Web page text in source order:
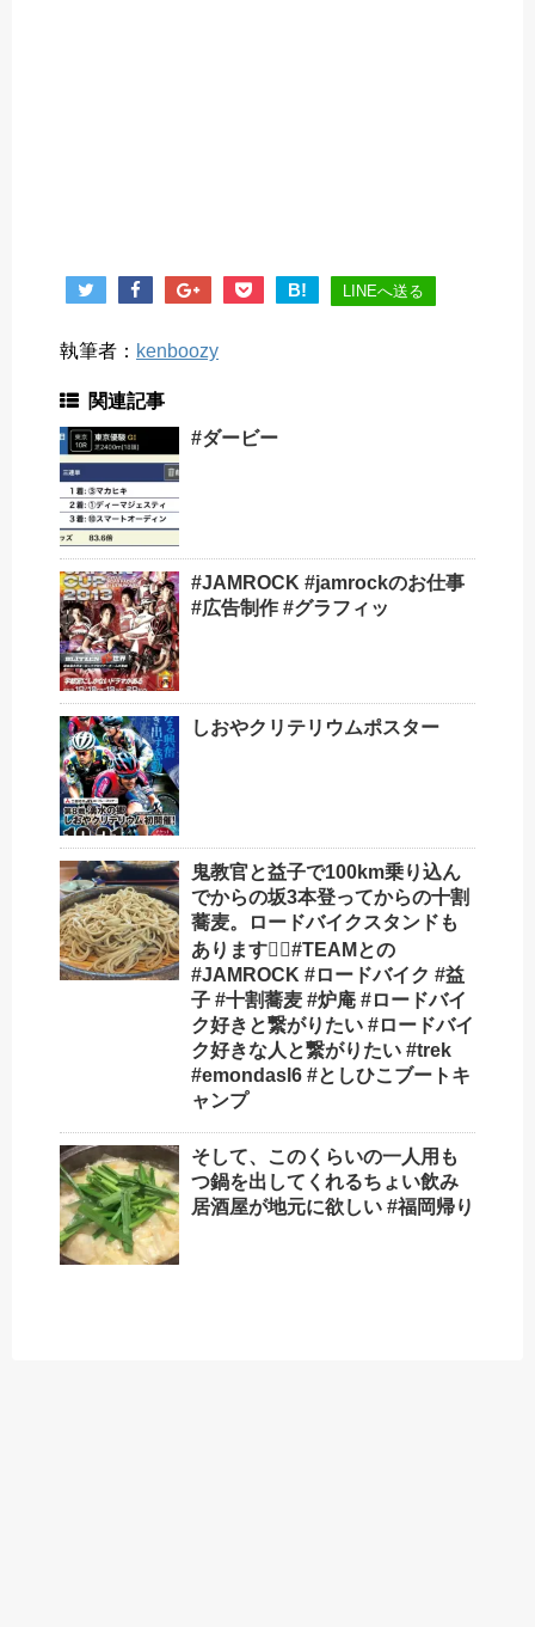
B! LINEへ送る
執筆者： kenboozy
関連記事
#ダービー
#JAMROCK #jamrockのお仕事
#広告制作 #グラフィッ
しおやクリテリウムポスター
鬼教官と益子で100km乗り込ん
でからの坂3本登ってからの十割
蕎麦。ロードバイクスタンドも
あります🚴‍♂️#TEAMとの
#JAMROCK #ロードバイク #益
子 #十割蕎麦 #炉庵 #ロードバイ
ク好きと繋がりたい #ロードバイ
ク好きな人と繋がりたい #trek
#emondasl6 #としひこブートキ
ャンプ
そして、このくらいの一人用も
つ鍋を出してくれるちょい飲み
居酒屋が地元に欲しい️ #福岡帰り